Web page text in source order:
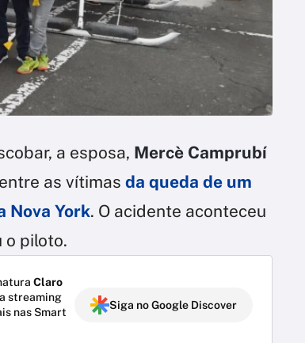
a esposa, Mercè Camprubí
as vítimas da queda de um
Nova York. O acidente aconteceu
o piloto.
Claro
streaming
nas Smart
Siga no Google Discover